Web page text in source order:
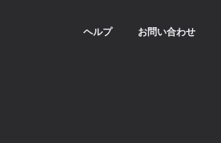
ヘルプ お問い合わせ